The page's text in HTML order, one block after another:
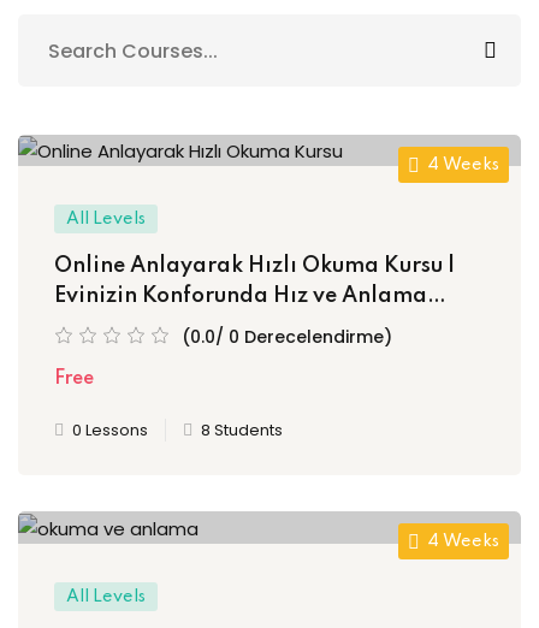
4 Weeks
All Levels
Online Anlayarak Hızlı Okuma Kursu |
Evinizin Konforunda Hız ve Anlama
Becerisini Geliştirin!(0.0/ 0 Derecelendirme)
Free
0 Lessons 8 Students
4 Weeks
All Levels
Already have an account?